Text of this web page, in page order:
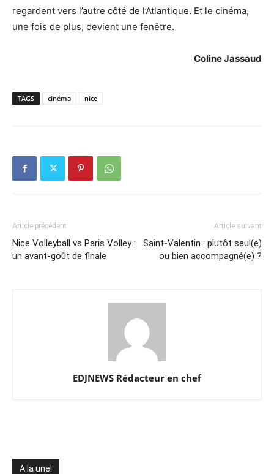
regardent vers l’autre côté de l’Atlantique. Et le cinéma,
une fois de plus, devient une fenêtre.
Coline Jassaud
TAGS cinéma nice
Article précédent
Nice Volleyball vs Paris Volley :
un avant-goût de finale
Article suivant
Saint-Valentin : plutôt seul(e)
ou bien accompagné(e) ?
EDJNEWS Rédacteur en chef
A la une!